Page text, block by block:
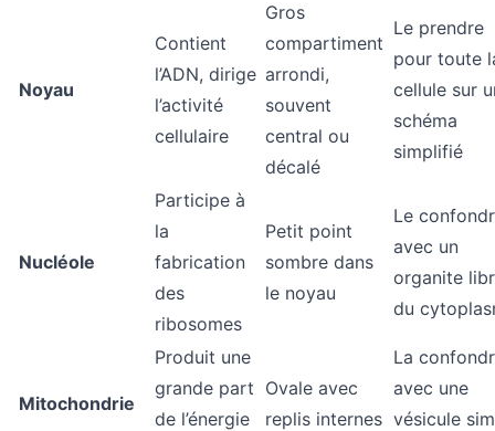
Noyau
Contient
l’ADN, dirige
l’activité
cellulaire
Gros
compartiment
arrondi,
souvent
central ou
décalé
Le prendre
pour toute
cellule sur
schéma
simplifié
Nucléole
Participe à
la
fabrication
des
ribosomes
Petit point
sombre dans
le noyau
Le
avec un
organite
du
Mitochondrie
Produit une
grande part
de l’énergie
Ovale avec
replis internes
La
avec une
vésicule